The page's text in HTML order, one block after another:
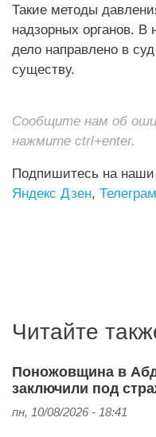
Такие методы
надзорных органов. В
дело направлено в
существу.
Сообщите нам об
нажмите ctrl+enter.
Подпишитесь на
Яндекс Дзен, Телеграм
Читайте
Поножовщина в
заключили под
пн, 10/08/2026 - 18:41